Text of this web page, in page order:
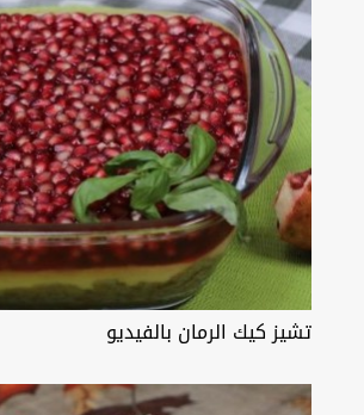
تشيز كيك الرمان بالفيديو